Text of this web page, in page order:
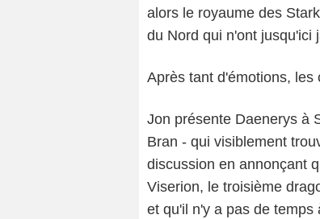
alors le royaume des
du Nord qui n'ont jusqu'ici
Après tant d'émotions, les
Jon présente Daenerys à
Bran - qui visiblement
discussion en annonçant
Viserion, le troisième
et qu'il n'y a pas de temps